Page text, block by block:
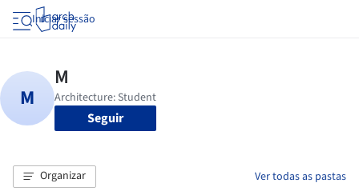
Iniciar sessão
Seguir
Organizar Ver todas as pastas